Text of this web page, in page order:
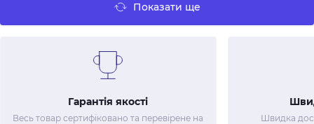
Показати ще
Гарантія якості
Весь товар сертифіковано та перевірене на
Швидка